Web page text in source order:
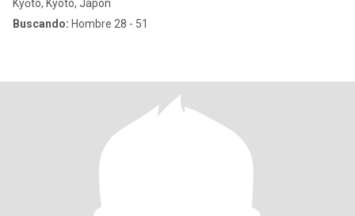
Kyōto, Kyoto, Japón
Buscando: Hombre 28 - 51